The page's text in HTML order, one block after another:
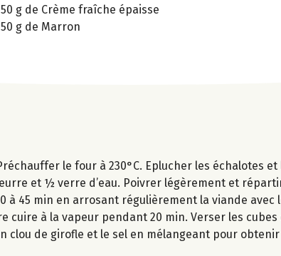
g de Crème fraîche épaisse
g de Marron
le four à 230°C. Eplucher les échalotes
et ½ verre d’eau. Poivrer légèrement et
à 45 min en arrosant régulièrement la viande avec
cuire à la vapeur pendant 20 min. Verser les
clou de girofle et le sel en mélangeant pour